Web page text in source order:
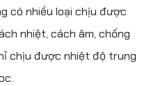
có nhiều loại chịu được
nhiệt, cách âm, chống
chịu được nhiệt độ trung